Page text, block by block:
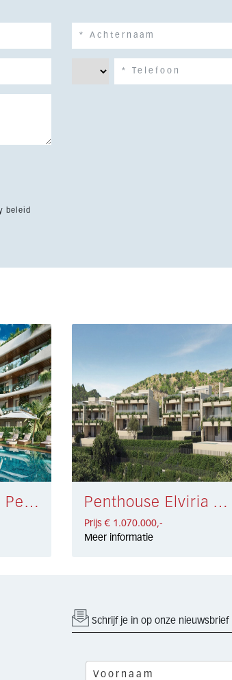
beleid
Penthouse San Pedro de Alcántara € 1.150.000,- Penthouse Elviria Alta € 1.070.000,-
Prijs € 1.070.000,-
Meer informatie
Schrijf je in op onze nieuwsbrief